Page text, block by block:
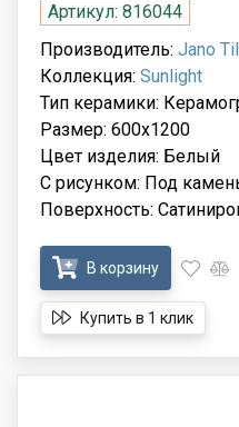
Артикул: 816044
Производитель: Jano
Коллекция: Sunlight
Тип керамики:
Размер: 600x1200
Цвет изделия: Белый
С рисунком: Под
Поверхность:
В корзину
Купить в 1 клик